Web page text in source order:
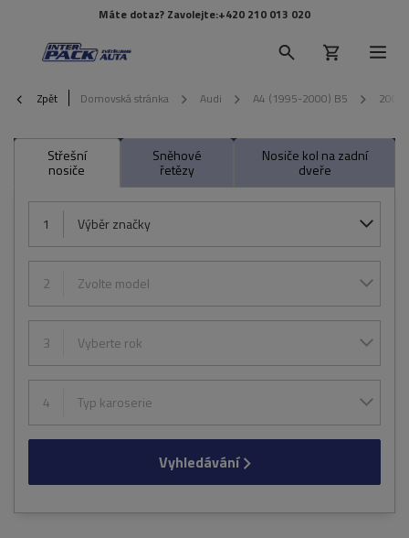
Máte dotaz? Zavolejte:+420 210 013 020
Zpět Domovská stránka Audi A4 (1995-2000) B5 2001
Střešní
nosiče
Sněhové
řetězy
Nosiče kol na zadní
dveře
1 Výběr značky
2 Zvolte model
3 Vyberte rok
4 Typ karoserie
Vyhledávání